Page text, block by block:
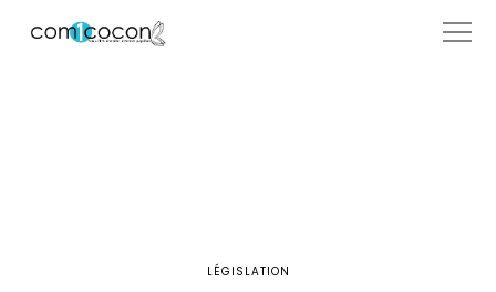
LÉGISLATION